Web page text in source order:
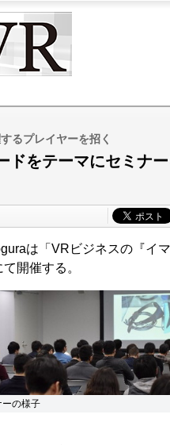
るプレイヤーを招く
ドをテーマにセミナ
は「VRビジネスの『イ
開催する。
ーの様子